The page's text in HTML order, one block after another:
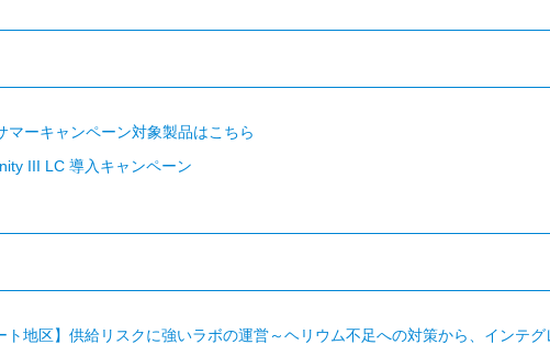
マーキャンペーン対象製品はこちら
III LC 導入キャンペーン
ト地区】供給リスクに強いラボの運営～ヘリウム不足への対策から、インテ